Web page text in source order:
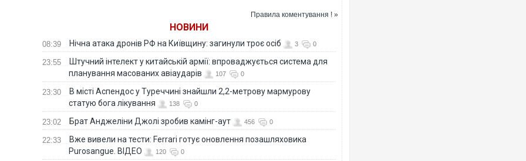
Правила коментування ! »
НОВИНИ
08:39 Нічна атака дронів РФ на Київщину: загинули троє осіб 3 0
23:55
Штучний інтелект у китайській армії: впроваджується система для
планування масованих авіаударів
107 0
23:30
В місті Аспендос у Туреччині знайшли 2,2-метрову мармурову
статую бога лікування
138 0
23:02 Брат Анджеліни Джолі зробив камінг-аут 456 0
22:33
Вже вивели на тести: Ferrari готує оновлення позашляховика
Purosangue. ВІДЕО
120 0